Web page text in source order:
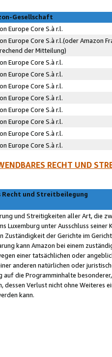
Gesellschaft
Europe Core S.à r.l.
Europe Core S.à r.l.(oder Amazon
der Mitteilung)
Europe Core S.à r.l.
Europe Core S.à r.l.
Europe Core S.à r.l.
Europe Core S.à r.l.
Europe Core S.à r.l.
Europe Core S.à r.l.
Europe Core S.à r.l.
Europe Core S.à r.l.
RECHT UND
Recht und Streitbeilegung
und Streitigkeiten aller Art, die
Luxemburg unter Ausschluss
Zuständigkeit der Gerichte im
kann Amazon bei einem
einer tatsächlichen oder
anderen natürlichen oder
auf die Programminhalte
dessen Verlust nicht ohne Weiteres
kann.